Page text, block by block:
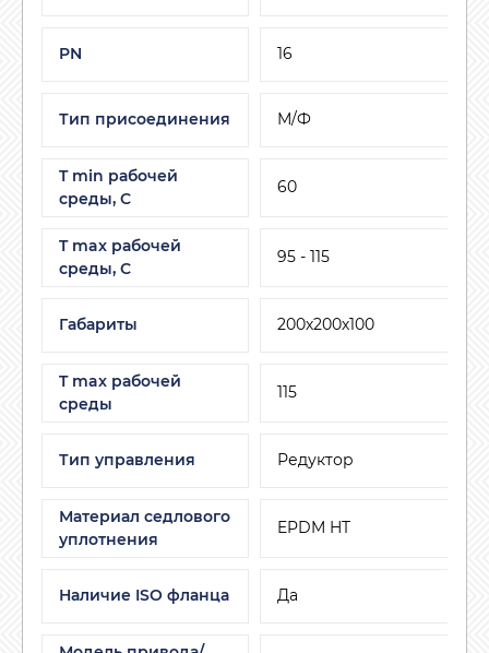
PN 16
Тип присоединения М/Ф
T min рабочей
среды, C
60
T max рабочей
среды, С
95 - 115
Габариты 200х200х100
T max рабочей
среды
115
Тип управления Редуктор
Материал седлового
уплотнения
EPDM HT
Наличие ISO фланца Да